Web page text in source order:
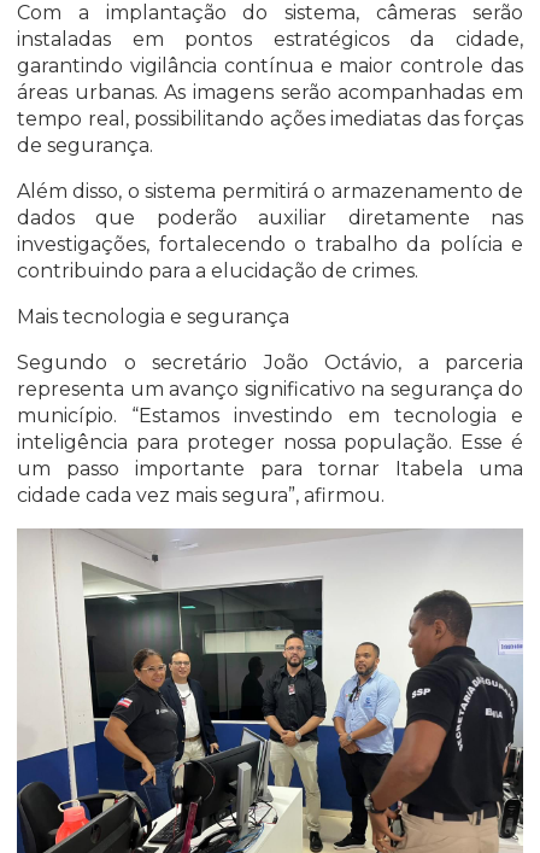
Com a implantação do sistema, câmeras serão
instaladas em pontos estratégicos da cidade,
garantindo vigilância contínua e maior controle das
áreas urbanas. As imagens serão acompanhadas em
tempo real, possibilitando ações imediatas das forças
de segurança.
Além disso, o sistema permitirá o armazenamento de
dados que poderão auxiliar diretamente nas
investigações, fortalecendo o trabalho da polícia e
contribuindo para a elucidação de crimes.
Mais tecnologia e segurança
Segundo o secretário João Octávio, a parceria
representa um avanço significativo na segurança do
município. “Estamos investindo em tecnologia e
inteligência para proteger nossa população. Esse é
um passo importante para tornar Itabela uma
cidade cada vez mais segura”, afirmou.